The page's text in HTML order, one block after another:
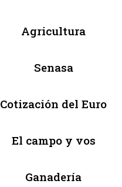
Agricultura
Senasa
Cotización del Euro
El campo y vos
Ganadería